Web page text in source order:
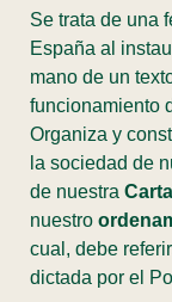
Se trata de una
España al
mano de un
funcionamiento
Organiza y
la sociedad de
de nuestra
nuestro
cual, debe
dictada por el